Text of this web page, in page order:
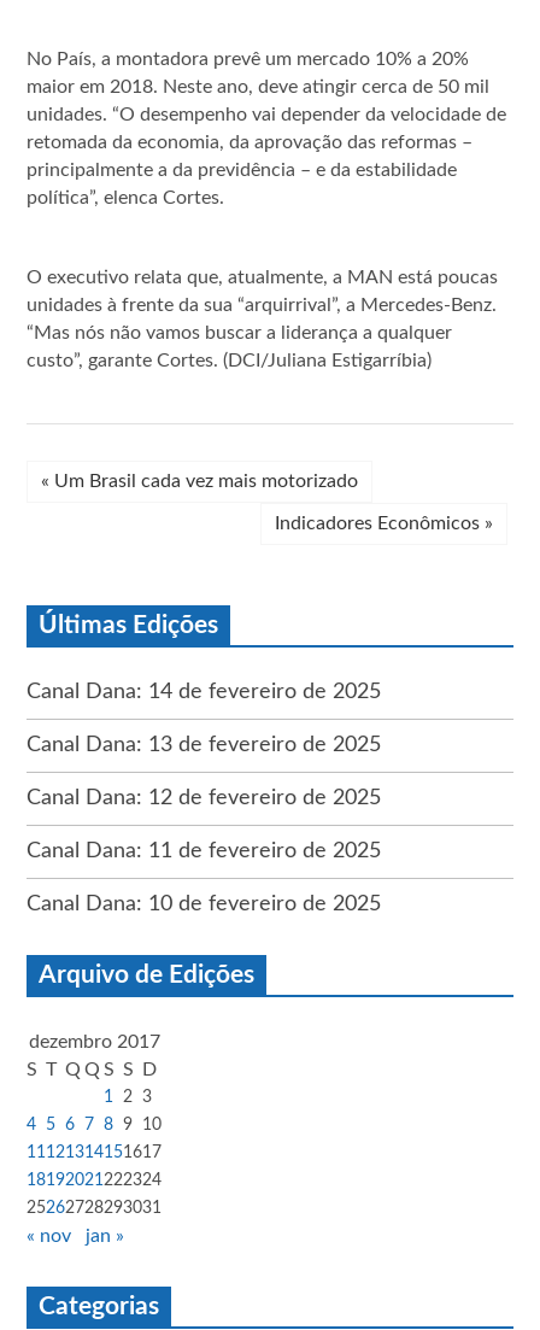
No País, a montadora prevê um mercado 10% a 20%
maior em 2018. Neste ano, deve atingir cerca de 50 mil
unidades. “O desempenho vai depender da velocidade de
retomada da economia, da aprovação das reformas –
principalmente a da previdência – e da estabilidade
política”, elenca Cortes.
O executivo relata que, atualmente, a MAN está poucas
unidades à frente da sua “arquirrival”, a Mercedes-Benz.
“Mas nós não vamos buscar a liderança a qualquer
custo”, garante Cortes. (DCI/Juliana Estigarríbia)
« Um Brasil cada vez mais motorizado
Indicadores Econômicos »
Últimas Edições
Canal Dana: 14 de fevereiro de 2025
Canal Dana: 13 de fevereiro de 2025
Canal Dana: 12 de fevereiro de 2025
Canal Dana: 11 de fevereiro de 2025
Canal Dana: 10 de fevereiro de 2025
Arquivo de Edições
dezembro 2017
S T Q Q S S D
1 2
3
4
5 6 7 8 9
10
11 121314151617
18192021 222324
25262728293031
« nov jan »
Categorias